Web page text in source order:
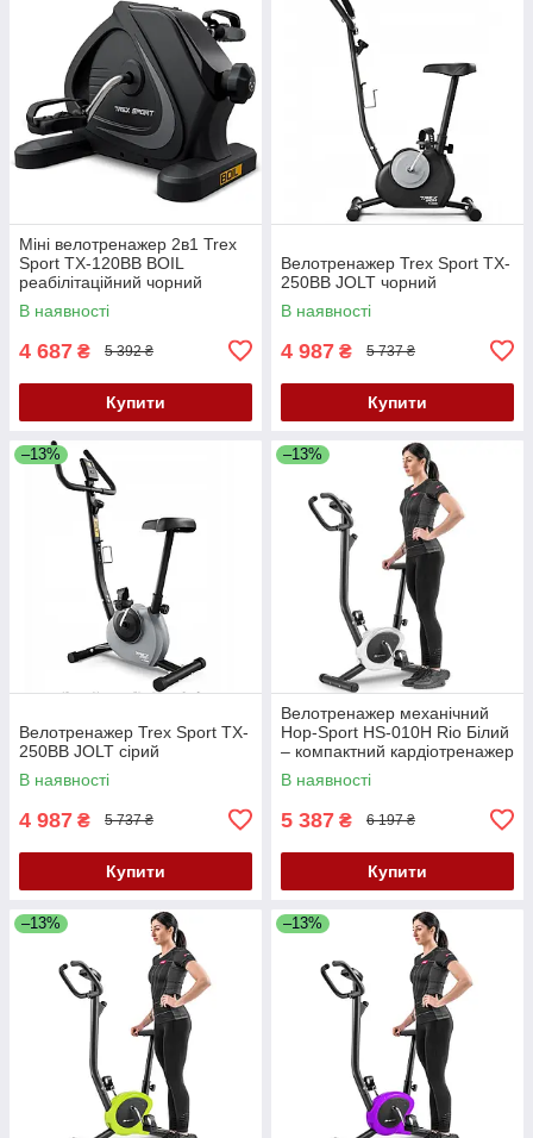
Міні велотренажер 2в1 Trex
Sport TX-120BB BOIL
реабілітаційний чорний
В наявності
4 687 ₴ 5 392 ₴
Купити
Велотренажер Trex Sport TX-
250BB JOLT чорний
В наявності
4 987 ₴ 5 737 ₴
Купити
–13%
Велотренажер Trex Sport TX-
250BB JOLT сірий
В наявності
4 987 ₴ 5 737 ₴
Купити
–13%
Велотренажер механічний
Hop-Sport HS-010H Rio Білий
– компактний кардіотренажер
до 120 кг
В наявності
5 387 ₴ 6 197 ₴
Купити
–13% –13%